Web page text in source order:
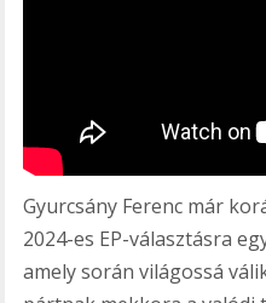
Gyurcsány Ferenc már
2024-es EP-választásra
amely során világossá